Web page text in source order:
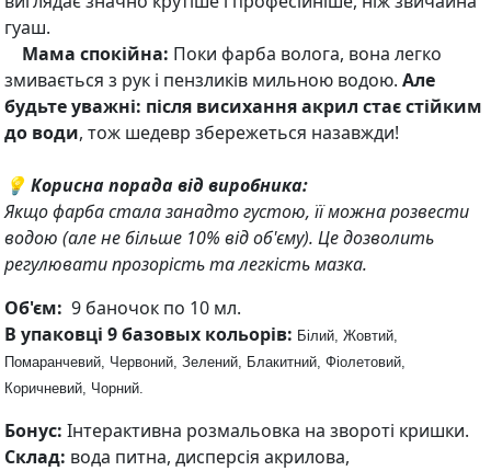
гуаш.
Мама спокійна: Поки фарба волога, вона легко
змивається з рук і пензликів мильною водою. Але
будьте уважні: після висихання акрил стає стійким
до води, тож шедевр збережеться назавжди!
💡 Корисна порада від виробника:
Якщо фарба стала занадто густою, її можна розвести
водою (але не більше 10% від об'єму). Це дозволить
регулювати прозорість та легкість мазка.
Об'єм: 9 баночок по 10 мл.
В упаковці 9 базовых кольорів: Білий, Жовтий,
Помаранчевий, Червоний, Зелений, Блакитний, Фіолетовий,
Коричневий, Чорний.
Бонус: Інтерактивна розмальовка на звороті кришки.
Склад: вода питна, дисперсія акрилова,